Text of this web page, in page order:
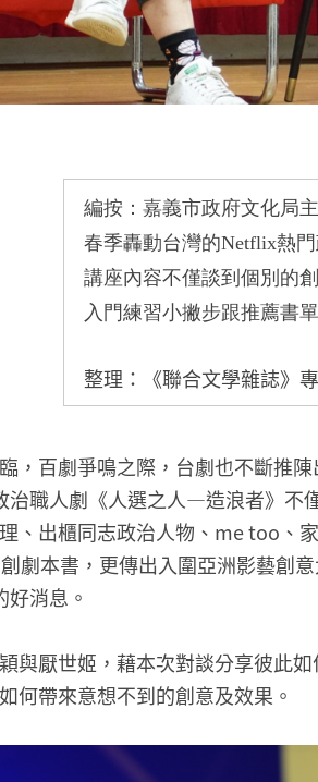
編按：嘉義市政府文化局
春季轟動台灣的Netflix熱
講座內容不僅談到個別的
入門練習小撇步跟推薦書
整理：《聯合文學雜誌》
，百劇爭鳴之際，台劇也不斷推
治職人劇《人選之人—造浪者》不
、出櫃同志政治人物、me too、
劇本書，更傳出入圍亞洲影藝創
消息。
與厭世姬，藉本次對談分享彼此
何帶來意想不到的創意及效果。